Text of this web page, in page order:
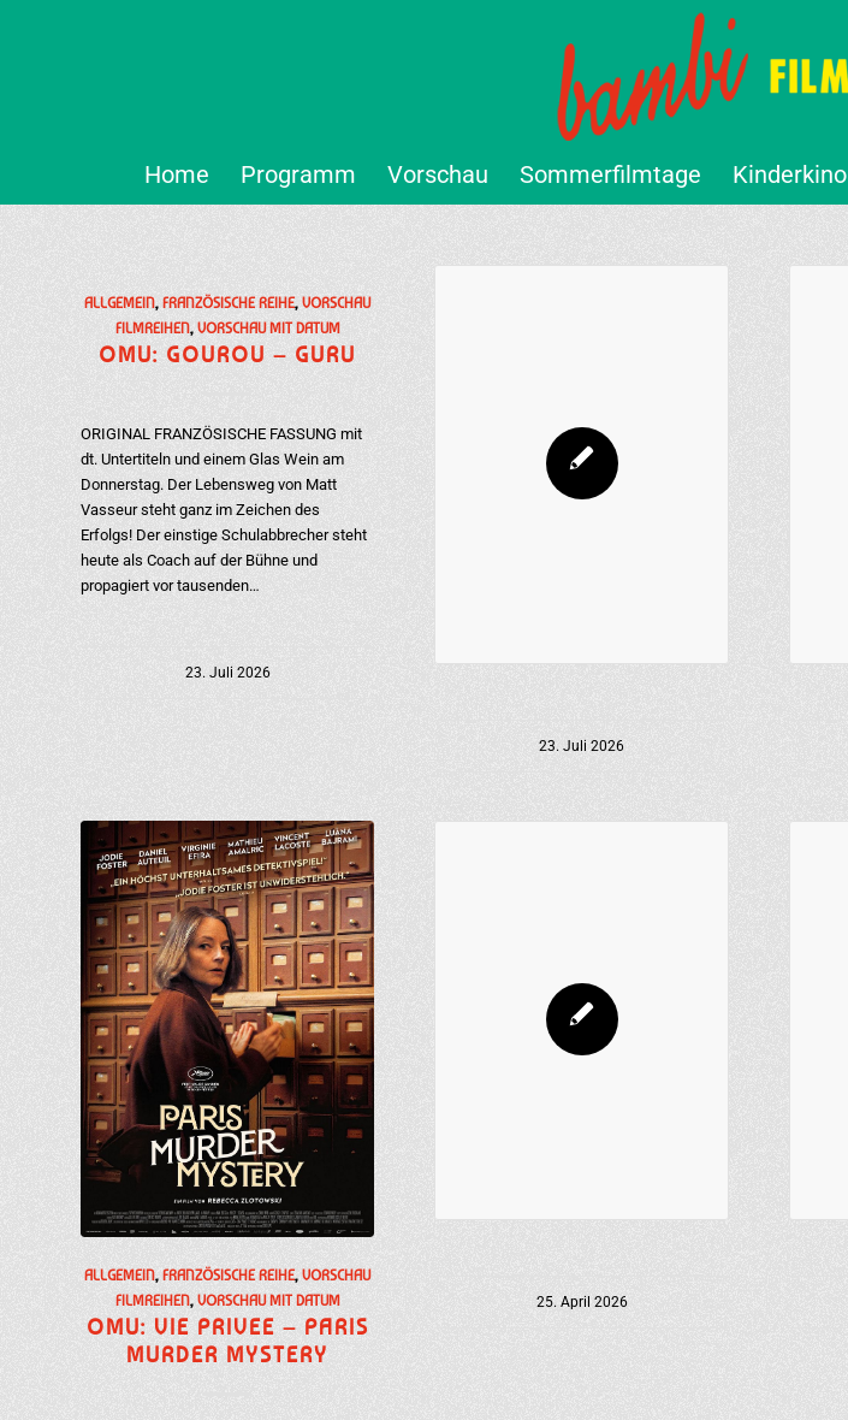
Home Programm Vorschau Sommerfilmtage Kinderkino
ALLGEMEIN,FRANZÖSISCHE REIHE,VORSCHAU
FILMREIHEN, VORSCHAU MIT DATUM
OMU: GOUROU – GURU
ORIGINAL FRANZÖSISCHE FASSUNG mit
dt. Untertiteln und einem Glas Wein am
Donnerstag. Der Lebensweg von Matt
Vasseur steht ganz im Zeichen des
Erfolgs! Der einstige Schulabbrecher steht
heute als Coach auf der Bühne und
propagiert vor tausenden…
23. Juli 2026
23. Juli 2026
ALLGEMEIN,FRANZÖSISCHE REIHE,VORSCHAU
FILMREIHEN, VORSCHAU MIT DATUM
OMU: VIE PRIVEE – PARIS
MURDER MYSTERY
25. April 2026